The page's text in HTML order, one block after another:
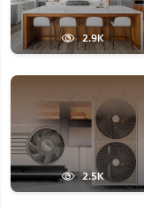
2.9K
2.5K